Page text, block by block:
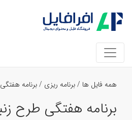
همه فایل ها /برنامه ریزی /برنامه
برنامه هفتگی طرح زنبور